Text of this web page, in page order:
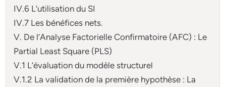
IV.6 L’utilisation du SI
IV.7 Les bénéfices nets.
V. De l’Analyse Factorielle Confirmatoire (AFC) : Le
Partial Least Square (PLS)
V.1 L’évaluation du modèle structurel
V.1.2 La validation de la première hypothèse : La